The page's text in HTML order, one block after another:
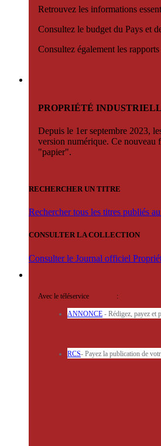
Retrouvez les informations
Consultez le budget du Pays et
Consultez également les
PROPRIÉTÉ
Depuis le 1er septembre 2023,
version numérique. Ce nouveau
"papier".
RECHERCHER UN TITRE
Rechercher tous les titres publiés
CONSULTER LA COLLECTION
Consulter le Journal officiel
Avec le téléservice :
ANNONCE - Rédigez, payez et
RCS- Payez la publication de